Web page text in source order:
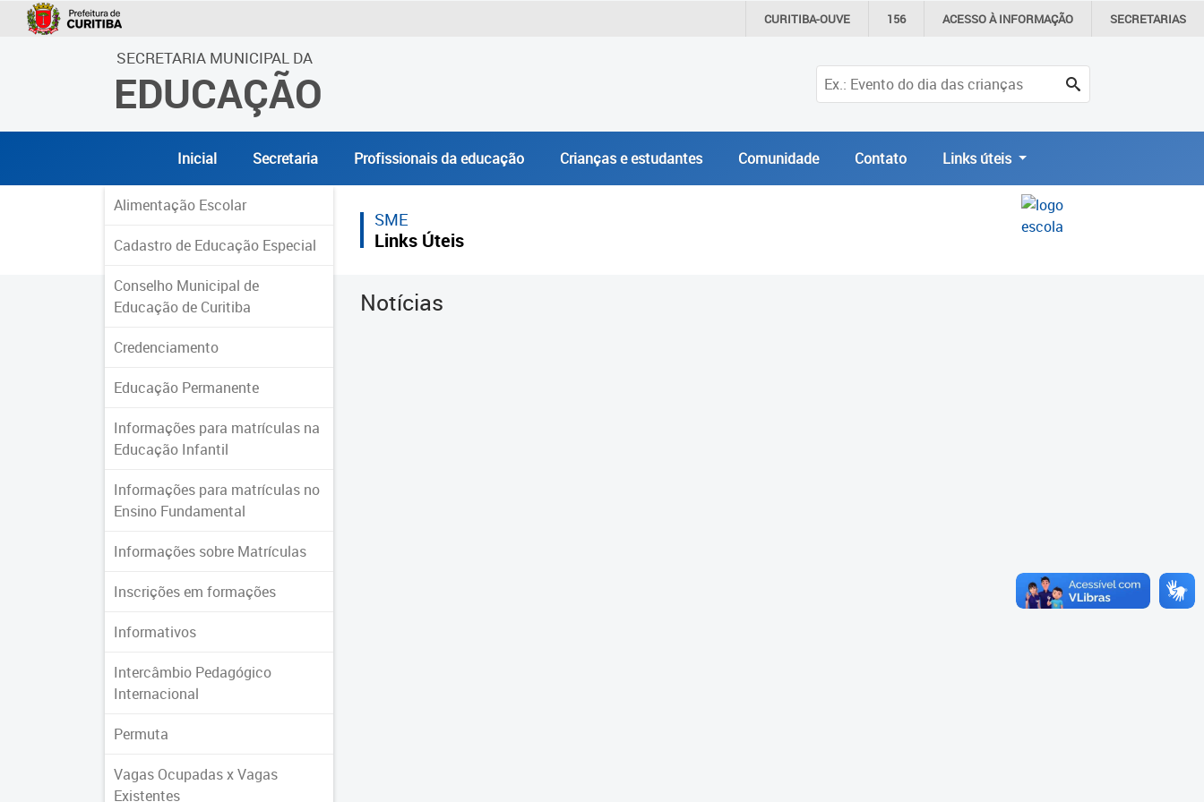
CURITIBA-OUVE 156 ACESSO ÀINFORMAÇÃO SECRETARIAS
SECRETARIA MUNICIPAL DA
EDUCAÇÃO
Inicial Secretaria Profissionais da educação Crianças e estudantes Comunidade Contato Links úteis
Alimentação Escolar
Cadastro de Educação Especial
Conselho Municipal de
Educação de Curitiba
Credenciamento
Educação Permanente
Informações para matrículas na
Educação Infantil
Informações para matrículas no
Ensino Fundamental
Informações sobre Matrículas
Inscrições em formações
Informativos
Intercâmbio Pedagógico
Internacional
Permuta
Vagas Ocupadas x Vagas
Existentes
SME
Links Úteis
Notícias